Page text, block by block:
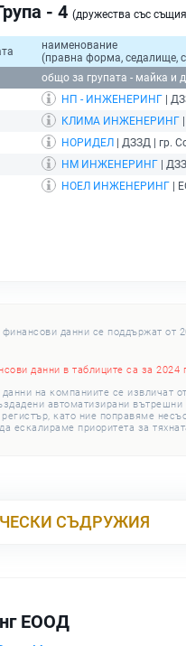
- 4 (дружества със
наименование
(правна форма, седалище,
общо за групата - майка и
НП - ИНЖЕНЕРИНГ |
КЛИМА ИНЖЕНЕРИНГ
НОРИДЕЛ | ДЗЗД | гр.
НМ ИНЖЕНЕРИНГ |
НОЕЛ ИНЖЕНЕРИНГ |
данни се поддържат от
данни в таблиците са за 2024
на компаниите се извличат
автоматизирани
като ние поправяме
ескалираме приоритета за
СЪДРУЖИЯ
ЕООД